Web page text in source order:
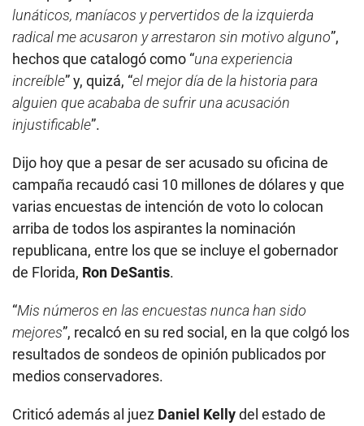
lunáticos, maníacos y pervertidos de la izquierda
radical me acusaron y arrestaron sin motivo alguno”,
hechos que catalogó como “una experiencia
increíble” y, quizá, “el mejor día de la historia para
alguien que acababa de sufrir una acusación
injustificable”.
Dijo hoy que a pesar de ser acusado su oficina de
campaña recaudó casi 10 millones de dólares y que
varias encuestas de intención de voto lo colocan
arriba de todos los aspirantes la nominación
republicana, entre los que se incluye el gobernador
de Florida, Ron DeSantis.
“Mis números en las encuestas nunca han sido
mejores”, recalcó en su red social, en la que colgó los
resultados de sondeos de opinión publicados por
medios conservadores.
Criticó además al juez Daniel Kellydel estado de